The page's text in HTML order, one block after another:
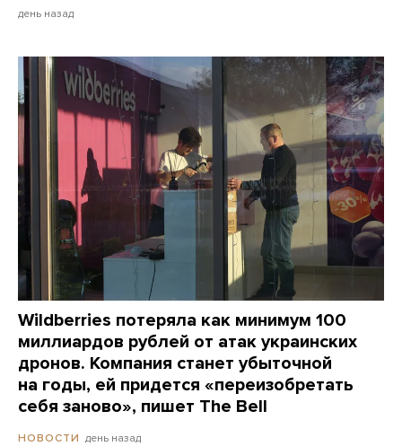
день назад
Wildberries потеряла как минимум 100
миллиардов рублей от атак украинских
дронов. Компания станет убыточной
на годы, ей придется «переизобретать
себя заново», пишет The Bell
НОВОСТИ день назад